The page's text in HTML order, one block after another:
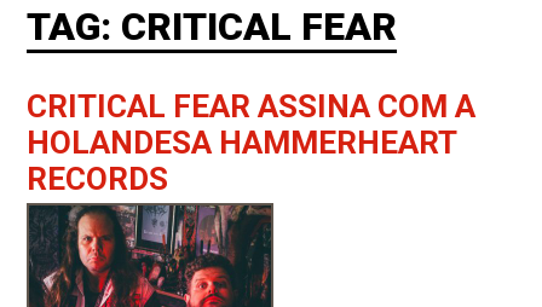
TAG: CRITICAL FEAR
CRITICAL FEAR ASSINA COM A
HOLANDESA HAMMERHEART
RECORDS